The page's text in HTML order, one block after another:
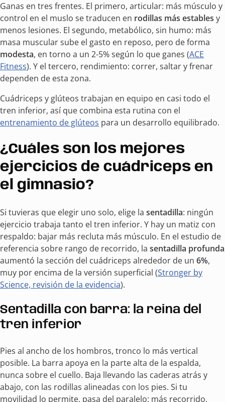
Ganas en tres frentes. El primero, articular: más músculo y
control en el muslo se traducen en rodillas más estables y
menos lesiones. El segundo, metabólico, sin humo: más
masa muscular sube el gasto en reposo, pero de forma
modesta, en torno a un 2-5% según lo que ganes (ACE
Fitness). Y el tercero, rendimiento: correr, saltar y frenar
dependen de esta zona.
Cuádriceps y glúteos trabajan en equipo en casi todo el
tren inferior, así que combina esta rutina con el
entrenamiento de glúteos para un desarrollo equilibrado.
¿Cuáles son los mejores
ejercicios de cuádriceps en
el gimnasio?
Si tuvieras que elegir uno solo, elige la sentadilla: ningún
ejercicio trabaja tanto el tren inferior. Y hay un matiz con
respaldo: bajar más recluta más músculo. En el estudio de
referencia sobre rango de recorrido, la sentadilla profunda
aumentó la sección del cuádriceps alrededor de un 6%,
muy por encima de la versión superficial (Stronger by
Science, revisión de la evidencia).
Sentadilla con barra: la reina del
tren inferior
Pies al ancho de los hombros, tronco lo más vertical
posible. La barra apoya en la parte alta de la espalda,
nunca sobre el cuello. Baja llevando las caderas atrás y
abajo, con las rodillas alineadas con los pies. Si tu
movilidad lo permite, pasa del paralelo: más recorrido,